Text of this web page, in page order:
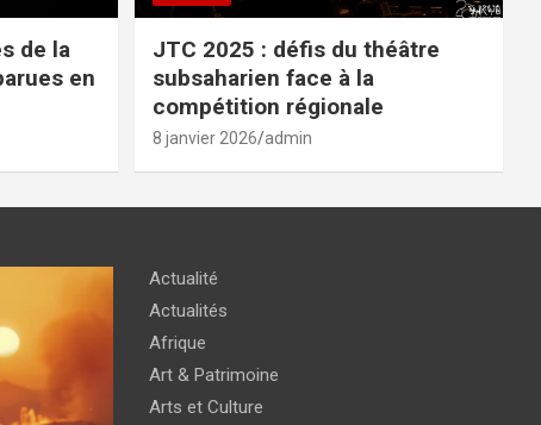
de la
en
JTC 2025 : défis du théâtre
subsaharien face à la
compétition régionale
8 janvier 2026 admin
Actualité
Actualités
Afrique
Art & Patrimoine
Arts et Culture